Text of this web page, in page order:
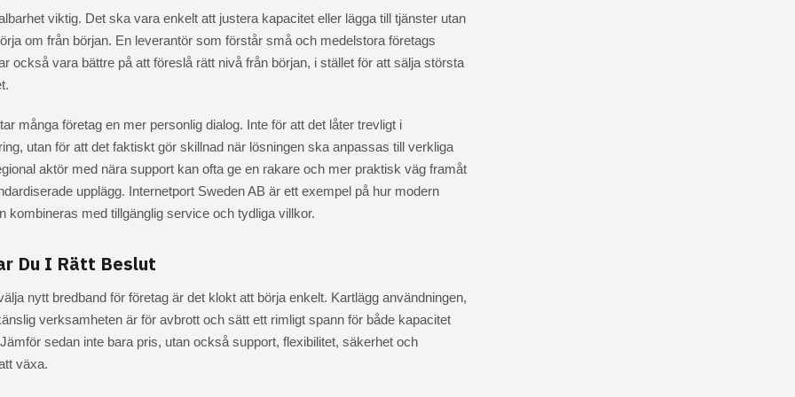
viktig. Det ska vara enkelt att justera kapacitet eller lägga till tjänster utan
om från början. En leverantör som förstår små och medelstora företags
också vara bättre på att föreslå rätt nivå från början, i stället för att sälja största
många företag en mer personlig dialog. Inte för att det låter trevligt i
utan för att det faktiskt gör skillnad när lösningen ska anpassas till verkliga
aktör med nära support kan ofta ge en rakare och mer praktisk väg framåt
upplägg. Internetport Sweden AB är ett exempel på hur modern
kombineras med tillgänglig service och tydliga villkor.
Du I Rätt Beslut
nytt bredband för företag är det klokt att börja enkelt. Kartlägg användningen,
verksamheten är för avbrott och sätt ett rimligt spann för både kapacitet
sedan inte bara pris, utan också support, flexibilitet, säkerhet och
växa.